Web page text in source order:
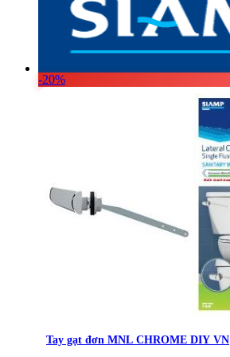
-20%
Tay gạt đơn MNL CHROME DIY VN